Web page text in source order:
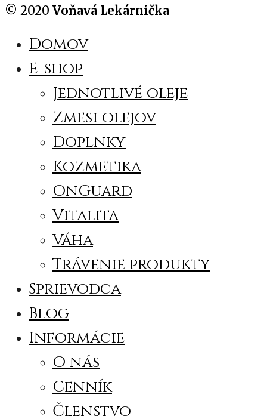
© 2020 Voňavá Lekárnička
Domov
E-shop
Jednotlivé oleje
Zmesi olejov
Doplnky
Kozmetika
OnGuard
Vitalita
Váha
Trávenie produkty
Sprievodca
Blog
Informácie
O nás
Cenník
Členstvo